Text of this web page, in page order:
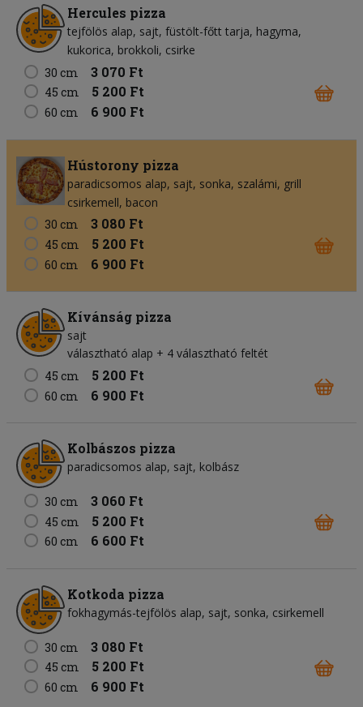
Hercules pizza
tejfölös alap sajt füstölt-főtt tarja hagyma
kukorica brokkoli csirke
30 cm
3 070 Ft
45 cm 5 200 Ft
60 cm 6 900 Ft
Hústorony pizza
paradicsomos alap sajt sonka szalámi grill
csirkemell bacon
30 cm
3 080 Ft
45 cm 5 200 Ft
60 cm 6 900 Ft
Kívánság pizza
sajt
választható alap + 4 választható feltét
45 cm
5 200 Ft
60 cm 6 900 Ft
Kolbászos pizza
paradicsomos alap sajt kolbász
30 cm 3 060 Ft
45 cm 5 200 Ft
60 cm 6 600 Ft
Kotkoda pizza
fokhagymás-tejfölös alap sajt sonka csirkemell
30 cm 3 080 Ft
45 cm 5 200 Ft
60 cm 6 900 Ft